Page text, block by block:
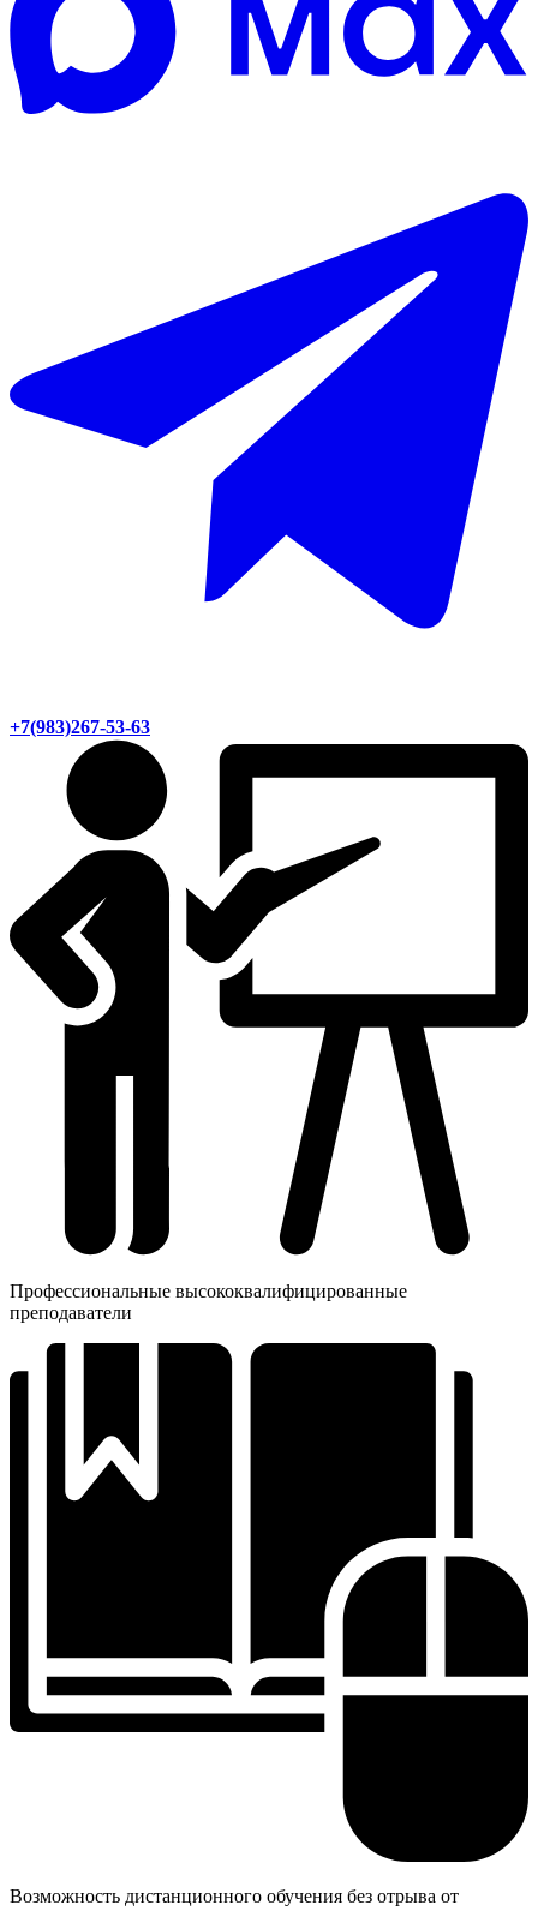
+7(983)267-53-63
Профессиональные высококвалифицированные
преподаватели
Возможность дистанционного обучения без отрыва от